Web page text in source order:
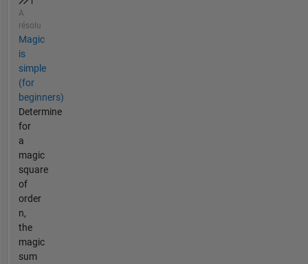
A
résolu
Magic
is
simple
(for
beginners)
Determine
for
a
magic
square
of
order
n,
the
magic
sum